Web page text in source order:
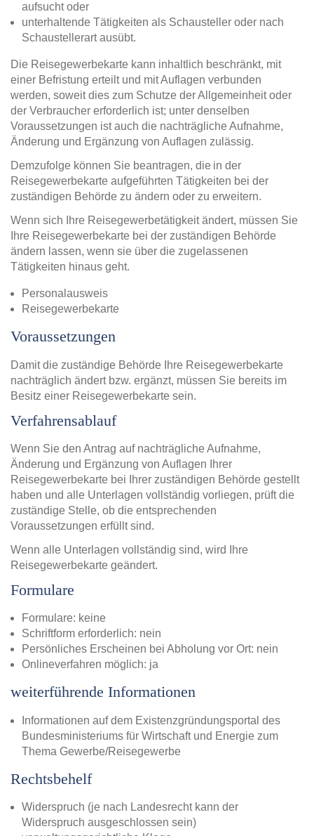
aufsucht oder
unterhaltende Tätigkeiten als Schausteller oder nach
Schaustellerart ausübt.
Die Reisegewerbekarte kann inhaltlich beschränkt, mit
einer Befristung erteilt und mit Auflagen verbunden
werden, soweit dies zum Schutze der Allgemeinheit oder
der Verbraucher erforderlich ist; unter denselben
Voraussetzungen ist auch die nachträgliche Aufnahme,
Änderung und Ergänzung von Auflagen zulässig.
Demzufolge können Sie beantragen, die in der
Reisegewerbekarte aufgeführten Tätigkeiten bei der
zuständigen Behörde zu ändern oder zu erweitern.
Wenn sich Ihre Reisegewerbetätigkeit ändert, müssen Sie
Ihre Reisegewerbekarte bei der zuständigen Behörde
ändern lassen, wenn sie über die zugelassenen
Tätigkeiten hinaus geht.
Personalausweis
Reisegewerbekarte
Voraussetzungen
Damit die zuständige Behörde Ihre Reisegewerbekarte
nachträglich ändert bzw. ergänzt, müssen Sie bereits im
Besitz einer Reisegewerbekarte sein.
Verfahrensablauf
Wenn Sie den Antrag auf nachträgliche Aufnahme,
Änderung und Ergänzung von Auflagen Ihrer
Reisegewerbekarte bei Ihrer zuständigen Behörde gestellt
haben und alle Unterlagen vollständig vorliegen, prüft die
zuständige Stelle, ob die entsprechenden
Voraussetzungen erfüllt sind.
Wenn alle Unterlagen vollständig sind, wird Ihre
Reisegewerbekarte geändert.
Formulare
Formulare: keine
Schriftform erforderlich: nein
Persönliches Erscheinen bei Abholung vor Ort: nein
Onlineverfahren möglich: ja
weiterführende Informationen
Informationen auf dem Existenzgründungsportal des
Bundesministeriums für Wirtschaft und Energie zum
Thema Gewerbe/Reisegewerbe
Rechtsbehelf
Widerspruch (je nach Landesrecht kann der
Widerspruch ausgeschlossen sein)